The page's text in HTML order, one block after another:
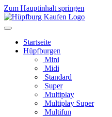
Zum Hauptinhalt springen
Startseite
Hüpfburgen
Mini
Midi
Standard
Super
Multiplay
Multiplay Super
Multifun